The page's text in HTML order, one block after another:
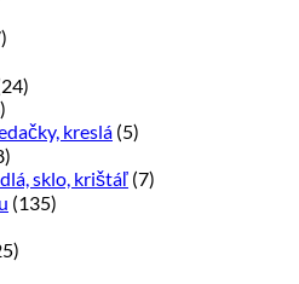
kreslá (5)
sklo, krištáľ (7)
(135)